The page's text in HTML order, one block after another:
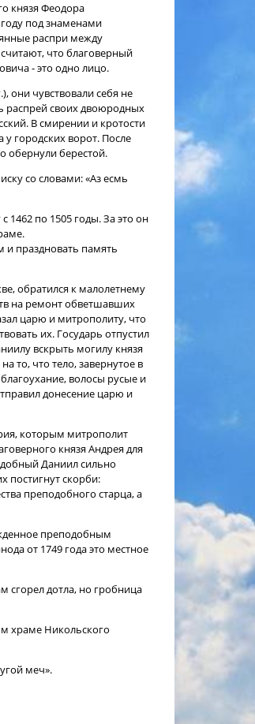
князя Феодора
году под знаменами
распри между
что благоверный
- это одно лицо.
они чувствовали себя не
распрей своих двоюродных
В смирении и кротости
городских ворот. После
обернули берестой.
со словами: «Аз есмь
по 1505 годы. За это он
и праздновать память
обратился к малолетнему
на ремонт обветшавших
царю и митрополиту, что
их. Государь отпустил
вскрыть могилу князя
то, что тело, завернутое в
волосы русые и
донесение царю и
которым митрополит
князя Андрея для
Даниил сильно
постигнут скорби:
преподобного старца, а
преподобным
от 1749 года это местное
сгорел дотла, но гробница
храме Никольского
меч».